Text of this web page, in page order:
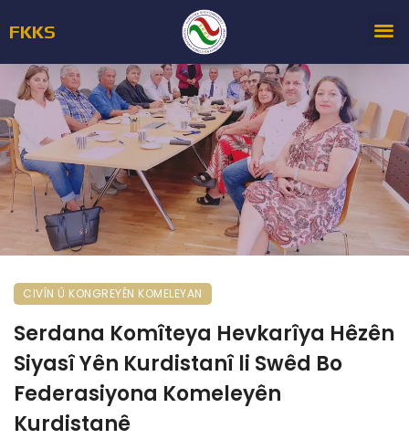
FKKS
CIVÎN Û KONGREYÊN KOMELEYAN
Serdana Komîteya Hevkarîya Hêzên
Siyasî Yên Kurdistanî li Swêd Bo
Federasiyona Komeleyên
Kurdistanê